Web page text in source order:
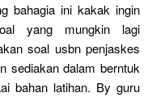
bahagia ini kakak ingin
yang mungkin lagi
soal usbn penjaskes
sediakan dalam berntuk
bahan latihan. By guru